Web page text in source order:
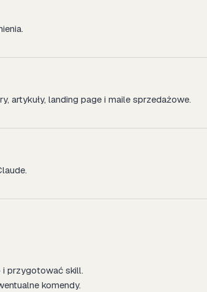
artykuły, landing page i maile sprzedażowe.
i przygotować skill.
komendy.